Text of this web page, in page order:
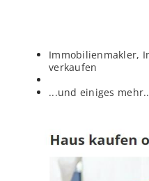
Immobilienmakler,
verkaufen
...und einiges